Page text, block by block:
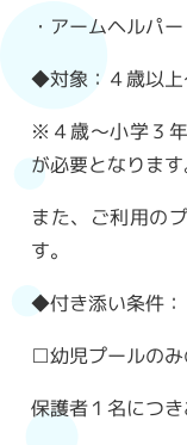
・アームヘルパー
◆対象：４歳以上
※４歳～小学３
が必要となります
また、ご利用の
す。
◆付き添い条件：
□幼児プールの
保護者１名につ